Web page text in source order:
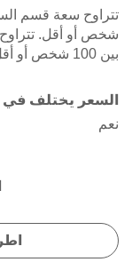
شخص أو أقل.
بين 100 شخص أو أقل.
السعر يختلف في
نعم